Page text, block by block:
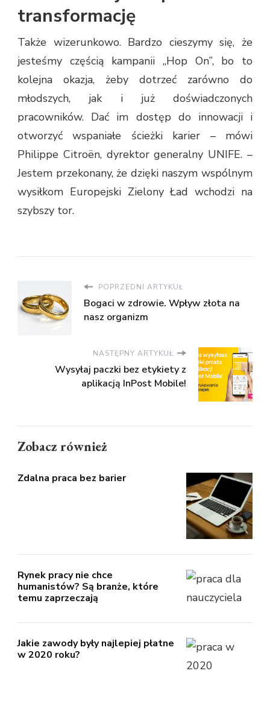
transformację
Także wizerunkowo. Bardzo cieszymy się, że
jesteśmy częścią kampanii „Hop On”, bo to
kolejna okazja, żeby dotrzeć zarówno do
młodszych, jak i już doświadczonych
pracowników. Dać im dostęp do innowacji i
otworzyć wspaniałe ścieżki karier – mówi
Philippe Citroën, dyrektor generalny UNIFE. –
Jestem przekonany, że dzięki naszym wspólnym
wysiłkom Europejski Zielony Ład wchodzi na
szybszy tor.
POPRZEDNI ARTYKUŁ
Bogaci w zdrowie. Wpływ złota na
nasz organizm
NASTĘPNY ARTYKUŁ
Wysyłaj paczki bez etykiety z
aplikacją InPost Mobile!
Zobacz również
Zdalna praca bez barier
Rynek pracy nie chce
humanistów? Są branże, które
temu zaprzeczają
Jakie zawody były najlepiej płatne
w 2020 roku?